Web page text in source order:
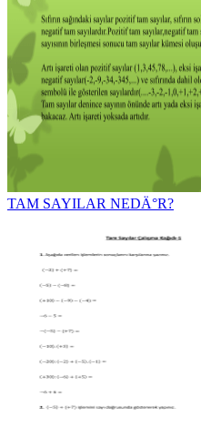
TAM SAYILAR NEDÄ°R?